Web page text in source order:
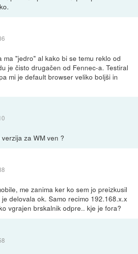
ma "jedro" al kako bi se temu reklo od
je čisto drugačen od Fennec-a. Testiral
mi je default browser veliko boljši in
za WM ven ?
me zanima ker ko sem jo preizkusil
delovala ok. Samo recimo 192.168.x.x
vgrajen brskalnik odpre.. kje je fora?